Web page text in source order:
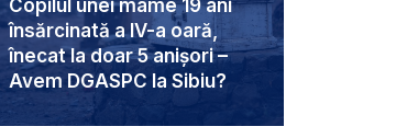
Copilul unei mame 19 ani
însărcinată a IV-a oară,
înecat la doar 5 anișori –
Avem DGASPC la Sibiu?